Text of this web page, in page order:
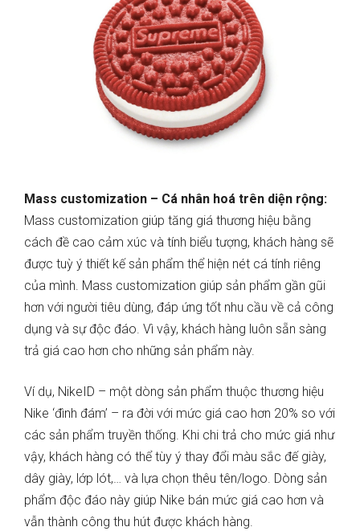
Mass customization – Cá nhân hoá trên diện rộng:
Mass customization giúp tăng giá thương hiệu bằng
cách đề cao cảm xúc và tính biểu tượng, khách hàng sẽ
được tuỳ ý thiết kế sản phẩm thể hiện nét cá tính riêng
của mình. Mass customization giúp sản phẩm gần gũi
hơn với người tiêu dùng, đáp ứng tốt nhu cầu về cả công
dụng và sự độc đáo. Vì vậy, khách hàng luôn sẵn sàng
trả giá cao hơn cho những sản phẩm này.
Ví dụ, NikeID – một dòng sản phẩm thuộc thương hiệu
Nike ‘đình đám’ – ra đời với mức giá cao hơn 20% so với
các sản phẩm truyền thống. Khi chi trả cho mức giá như
vậy, khách hàng có thể tùy ý thay đổi màu sắc đế giày,
dây giày, lớp lót,… và lựa chọn thêu tên/logo. Dòng sản
phẩm độc đáo này giúp Nike bán mức giá cao hơn và
vẫn thành công thu hút được khách hàng.